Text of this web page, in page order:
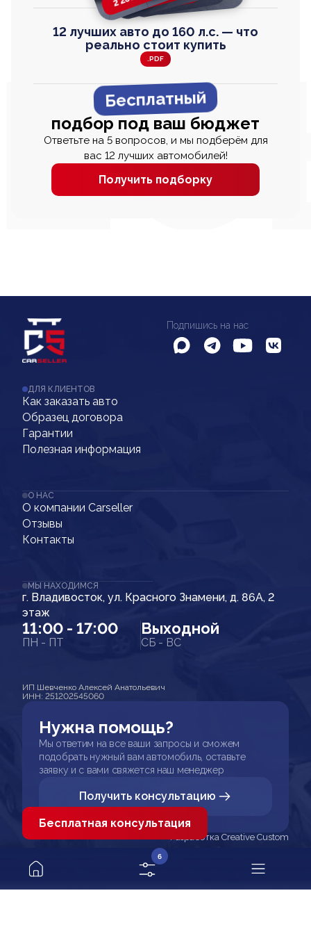
12 лучших авто до 160 л.с. — что
реально стоит купить
.PDF
Бесплатный
подбор под ваш бюджет
Ответьте на 5 вопросов, и мы подберём для
вас 12 лучших автомобилей!
Получить подборку
Подпишись на нас
ДЛЯ КЛИЕНТОВ
Как заказать авто
Образец договора
Гарантии
Полезная информация
О НАС
О компании Carseller
Отзывы
Контакты
МЫ НАХОДИМСЯ
г. Владивосток, ул. Красного Знамени, д. 86А, 2
этаж
11:00 - 17:00
ПН - ПТ
Выходной
СБ - ВС
ИП Шевченко Алексей Анатольевич
ИНН: 251202545060
Нужна помощь?
Мы ответим на все ваши запросы и сможем
подобрать нужный вам автомобиль, оставьте
заявку и с вами свяжется наш менеджер
Получить консультацию
Разработка Creative Custom
6
Бесплатная консультация